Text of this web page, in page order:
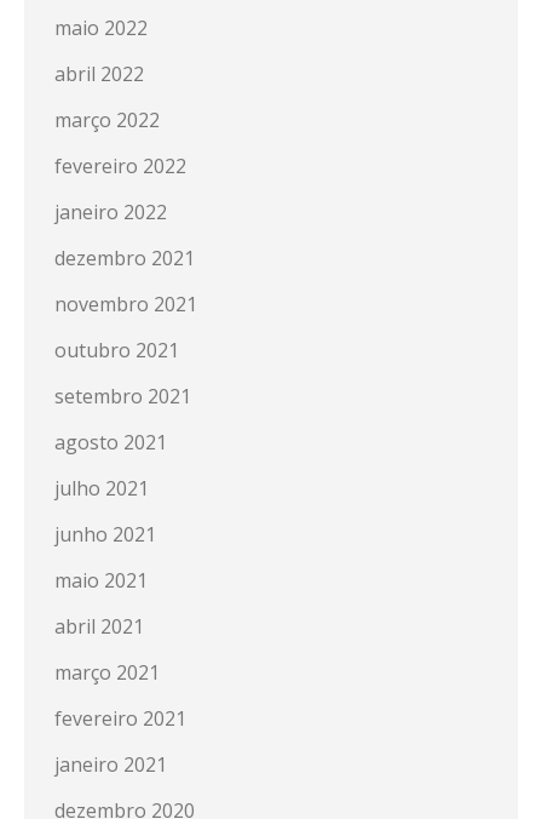
maio 2022
abril 2022
março 2022
fevereiro 2022
janeiro 2022
dezembro 2021
novembro 2021
outubro 2021
setembro 2021
agosto 2021
julho 2021
junho 2021
maio 2021
abril 2021
março 2021
fevereiro 2021
janeiro 2021
dezembro 2020